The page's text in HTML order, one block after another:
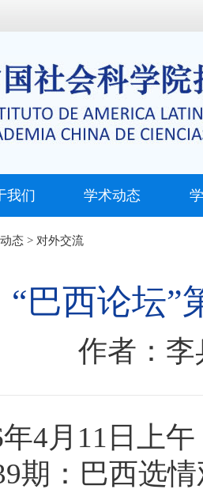
我们 学术动态
态 > 对外交流
“巴西论坛”
作者：
年4月11日上
期：巴西选